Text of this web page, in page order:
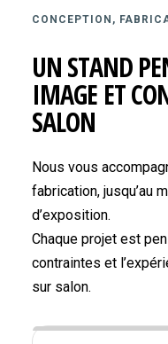
CONCEPTION,
UN STAND
IMAGE ET
SALON
Nous vous
fabrication, jusqu’au
d’exposition.
Chaque projet est
contraintes et
sur salon.